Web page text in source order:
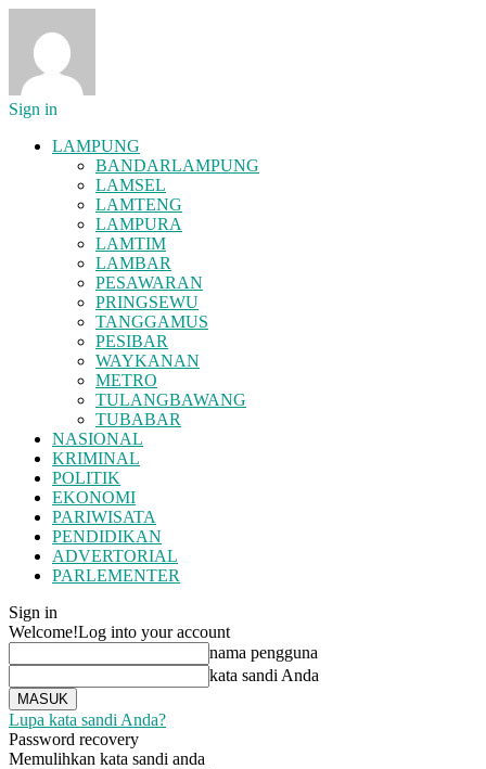
Sign in
LAMPUNG
BANDARLAMPUNG
LAMSEL
LAMTENG
LAMPURA
LAMTIM
LAMBAR
PESAWARAN
PRINGSEWU
TANGGAMUS
PESIBAR
WAYKANAN
METRO
TULANGBAWANG
TUBABAR
NASIONAL
KRIMINAL
POLITIK
EKONOMI
PARIWISATA
PENDIDIKAN
ADVERTORIAL
PARLEMENTER
Sign in
Welcome!Log into your account
nama pengguna
kata sandi Anda
Lupa kata sandi Anda?
Password recovery
Memulihkan kata sandi anda